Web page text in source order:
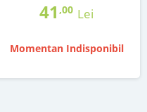
41 ,00 Lei
Momentan Indisponibil